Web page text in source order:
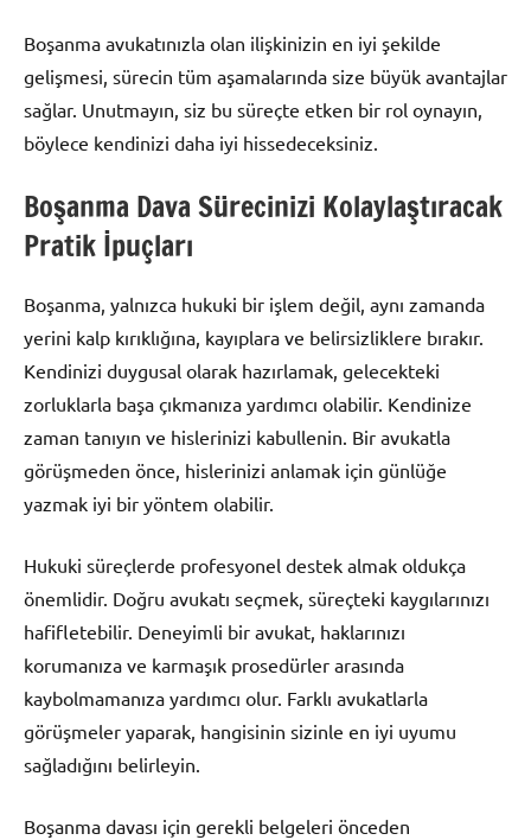
Boşanma avukatınızla olan ilişkinizin en iyi şekilde
gelişmesi, sürecin tüm aşamalarında size büyük avantajlar
sağlar. Unutmayın, siz bu süreçte etken bir rol oynayın,
böylece kendinizi daha iyi hissedeceksiniz.
Boşanma Dava Sürecinizi Kolaylaştıracak
Pratik İpuçları
Boşanma, yalnızca hukuki bir işlem değil, aynı zamanda
yerini kalp kırıklığına, kayıplara ve belirsizliklere bırakır.
Kendinizi duygusal olarak hazırlamak, gelecekteki
zorluklarla başa çıkmanıza yardımcı olabilir. Kendinize
zaman tanıyın ve hislerinizi kabullenin. Bir avukatla
görüşmeden önce, hislerinizi anlamak için günlüğe
yazmak iyi bir yöntem olabilir.
Hukuki süreçlerde profesyonel destek almak oldukça
önemlidir. Doğru avukatı seçmek, süreçteki kaygılarınızı
hafifletebilir. Deneyimli bir avukat, haklarınızı
korumanıza ve karmaşık prosedürler arasında
kaybolmamanıza yardımcı olur. Farklı avukatlarla
görüşmeler yaparak, hangisinin sizinle en iyi uyumu
sağladığını belirleyin.
Boşanma davası için gerekli belgeleri önceden